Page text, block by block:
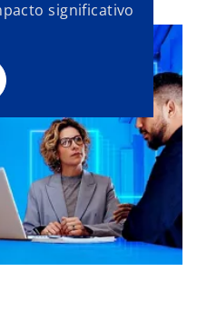
significativo